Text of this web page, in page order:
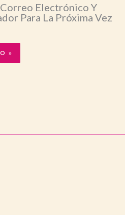
Electrónico Y
Para La Próxima Vez